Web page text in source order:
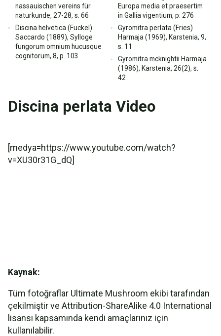
nassauischen vereins für
naturkunde, 27-28, s. 66
Europa media et praesertim
in Gallia vigentium, p. 276
Discina helvetica (Fuckel)
Saccardo (1889), Sylloge
fungorum omnium hucusque
cognitorum, 8, p. 103
Gyromitra perlata (Fries)
Harmaja (1969), Karstenia, 9,
s. 11
Gyromitra mcknightii Harmaja
(1986), Karstenia, 26(2), s.
42
Discina perlata Video
[medya=https://www.youtube.com/watch?
v=XU30r31G_dQ]
Kaynak:
Tüm fotoğraflar Ultimate Mushroom ekibi tarafından
çekilmiştir ve Attribution-ShareAlike 4.0 International
lisansı kapsamında kendi amaçlarınız için
kullanılabilir.